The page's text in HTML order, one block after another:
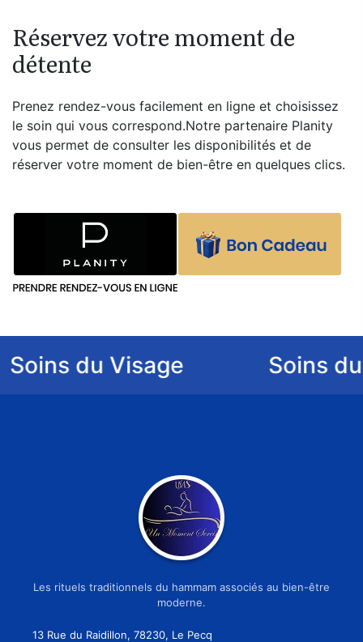
Réservez votre moment de
détente
Prenez rendez-vous facilement en ligne et choisissez
le soin qui vous correspond.Notre partenaire Planity
vous permet de consulter les disponibilités et de
réserver votre moment de bien-être en quelques clics.
du Visage Soins du
Les rituels traditionnels du hammam associés au bien-être
moderne.
13 Rue du Raidillon, 78230, Le Pecq